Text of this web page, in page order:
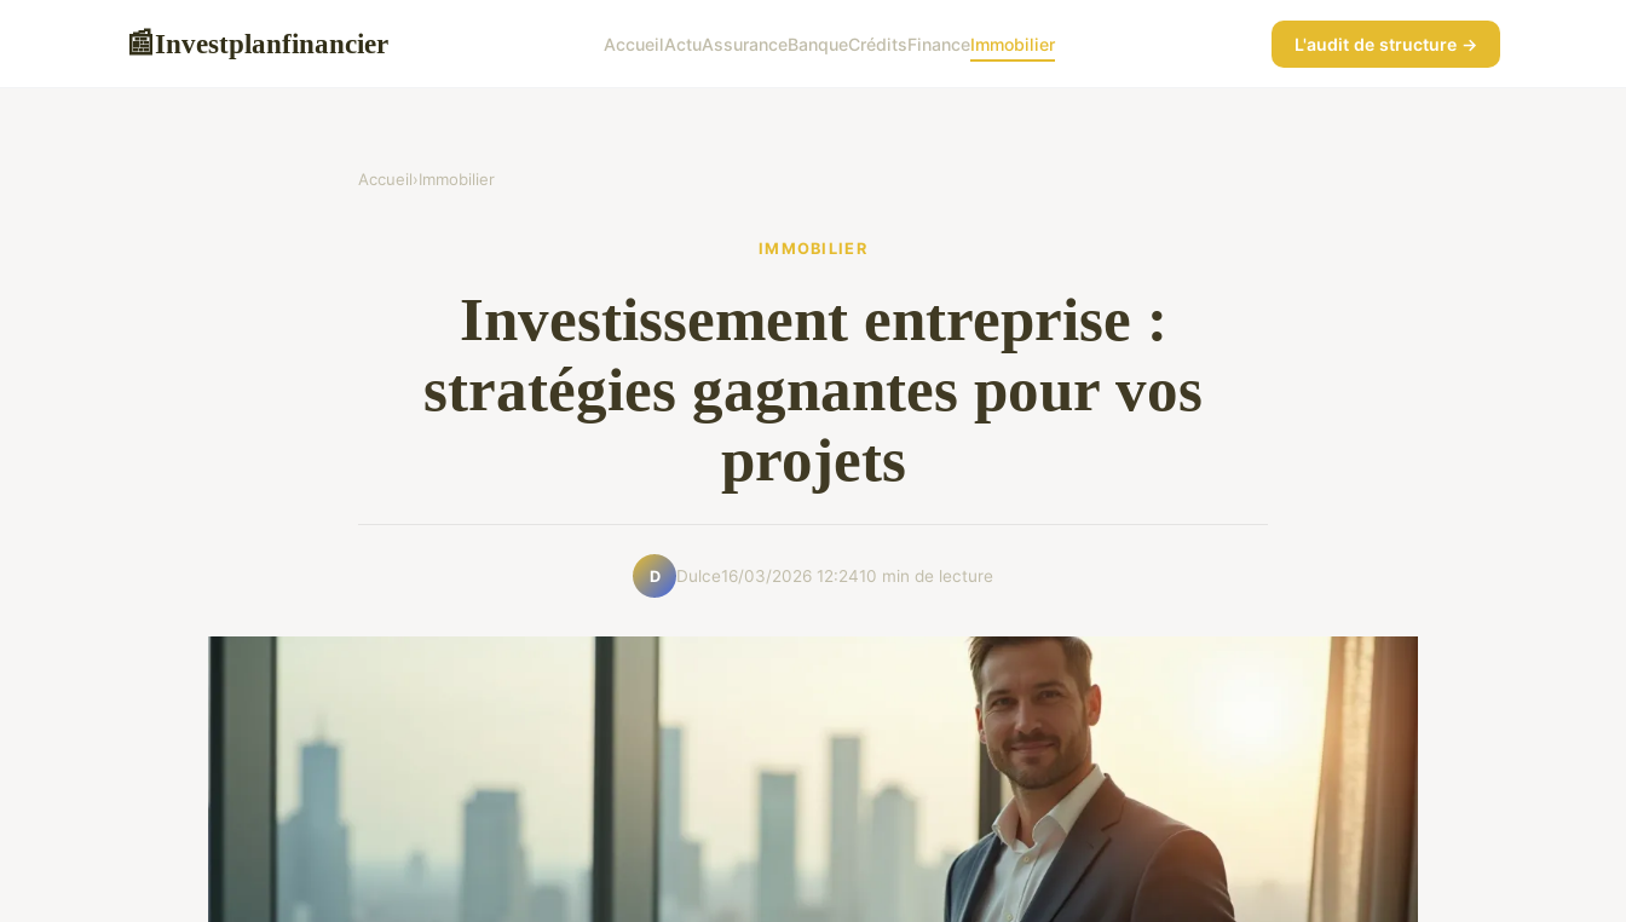
📰Investplanfinancier AccueilActuAssuranceBanqueCréditsFinanceImmobilier L'audit de structure →
Accueil›Immobilier
IMMOBILIER
Investissement entreprise :
stratégies gagnantes pour vos
projets
D Dulce16/03/2026 12:2410 min de lecture